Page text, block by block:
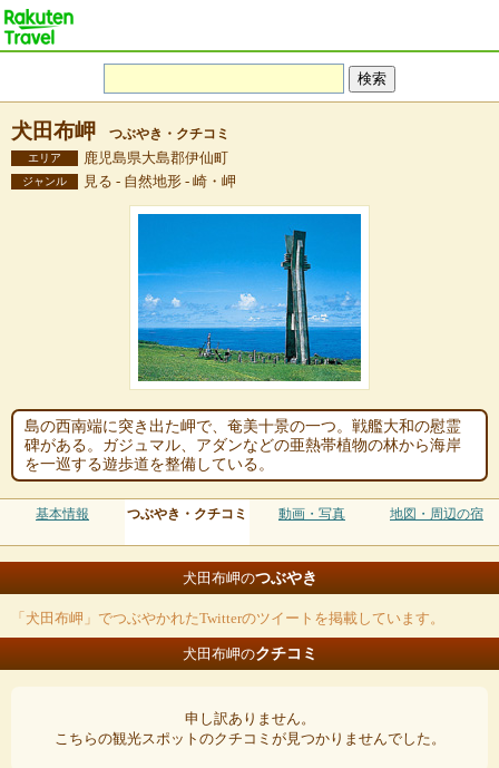
犬田布岬 つぶやき・クチコミ
エリア 鹿児島県大島郡伊仙町
ジャンル 見る - 自然地形 - 崎・岬
島の西南端に突き出た岬で、奄美十景の一つ。戦艦大和の慰霊
碑がある。ガジュマル、アダンなどの亜熱帯植物の林から海岸
を一巡する遊歩道を整備している。
基本情報 つぶやき・クチコミ 動画・写真 地図・周辺の宿
犬田布岬のつぶやき
「犬田布岬」でつぶやかれたTwitterのツイートを掲載しています。
犬田布岬のクチコミ
申し訳ありません。
こちらの観光スポットのクチコミが見つかりませんでした。